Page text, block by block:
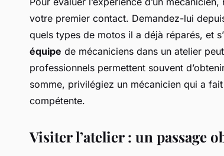
votre premier contact. Demandez-lui
quels types de motos il a déjà réparés, et
équipe de mécaniciens dans un atelier
professionnels permettent souvent
somme, privilégiez un mécanicien qui a
compétente.
Visiter l’atelier : un passage